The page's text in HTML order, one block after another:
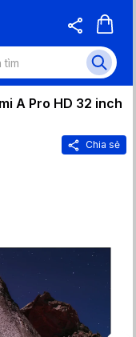
A Pro HD 32 inch
Chia sẻ